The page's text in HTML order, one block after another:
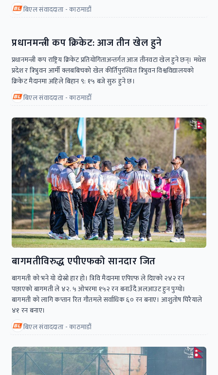
बिएल संवाददाता - काठमाडौं
प्रधानमन्त्री कप क्रिकेट: आज तीन खेल हुने
प्रधानमन्त्री कप राष्ट्रिय क्रिकेट प्रतियोगिताअन्तर्गत आज तीनवटा खेल हुने छन्। मधेस
प्रदेश र त्रिभुवन आर्मी क्लबबिचको खेल कीर्तिपुरस्थित त्रिभुवन विश्वविद्यालयको
क्रिकेट मैदानमा अहिले बिहान ९: १५ बजे सुरु हुने छ।
बिएल संवाददाता - काठमाडाैँ
बागमतीविरुद्ध एपीएफको सानदार जित
बागमती को भने यो दोस्रो हार हो। त्रिवि मैदानमा एपिएफ ले दिएको २४२ रन
पछाएको बागमती ले ४२. ५ ओभरमा १५२ रन बनाउँदै अलआउट हुन पुग्यो।
बागमती को लागि कप्तान रित गौतमले सर्वाधिक ६० रन बनाए। आशुतोष घिरैयाले
४१ रन बनाए।
बिएल संवाददाता - काठमाडौं